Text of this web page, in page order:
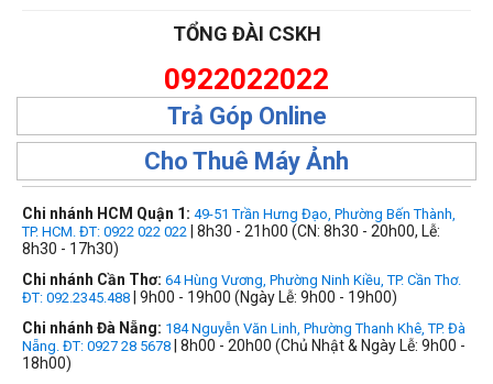
TỔNG ĐÀI CSKH
0922022022
Trả Góp Online
Cho Thuê Máy Ảnh
Chi nhánh HCM Quận 1: 49-51 Trần Hưng Đạo, Phường Bến Thành,
TP. HCM. ĐT: 0922 022 022 | 8h30 - 21h00 (CN: 8h30 - 20h00, Lễ:
8h30 - 17h30)
Chi nhánh Cần Thơ: 64 Hùng Vương, Phường Ninh Kiều, TP. Cần Thơ.
ĐT: 092.2345.488 | 9h00 - 19h00 (Ngày Lễ: 9h00 - 19h00)
Chi nhánh Đà Nẵng: 184 Nguyễn Văn Linh, Phường Thanh Khê, TP. Đà
Nẵng. ĐT: 0927 28 5678 | 8h00 - 20h00 (Chủ Nhật & Ngày Lễ: 9h00 -
18h00)